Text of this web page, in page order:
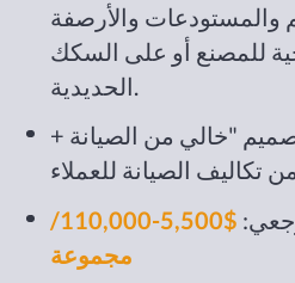
والمستودعات والأرصفة
للمصنع أو على السكك
الحديدية.
"خالي من الصيانة +
$5,500-110,000/
مجموعة